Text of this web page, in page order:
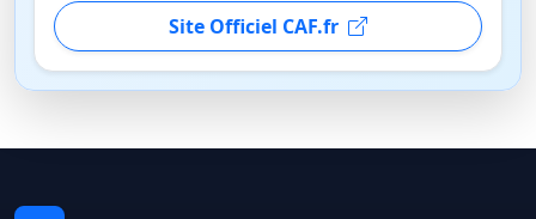
Site Officiel CAF.fr